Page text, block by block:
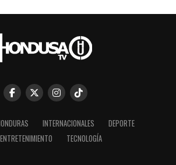
INTERNACIONALES
DEPORTE
ENTRETENIMIENTO
TECNOLOGÍA